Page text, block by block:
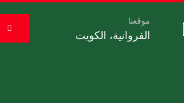
موقعنا
الفروانية، الكويت